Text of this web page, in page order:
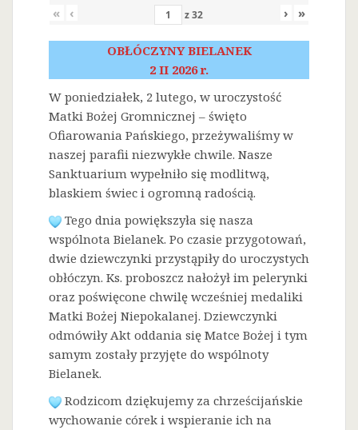
« ‹ z32 › »
OBŁÓCZYNY BIELANEK
2 II 2026 r.
W poniedziałek, 2 lutego, w uroczystość
Matki Bożej Gromnicznej – święto
Ofiarowania Pańskiego, przeżywaliśmy w
naszej parafii niezwykłe chwile. Nasze
Sanktuarium wypełniło się modlitwą,
blaskiem świec i ogromną radością.
Tego dnia powiększyła się nasza
wspólnota Bielanek. Po czasie przygotowań,
dwie dziewczynki przystąpiły do uroczystych
obłóczyn. Ks. proboszcz nałożył im pelerynki
oraz poświęcone chwilę wcześniej medaliki
Matki Bożej Niepokalanej. Dziewczynki
odmówiły Akt oddania się Matce Bożej i tym
samym zostały przyjęte do wspólnoty
Bielanek.
Rodzicom dziękujemy za chrześcijańskie
wychowanie córek i wspieranie ich na